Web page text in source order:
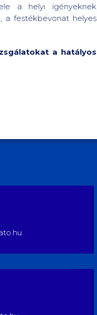
a helyi igényeknek
a festékbevonat helyes
a hatályos